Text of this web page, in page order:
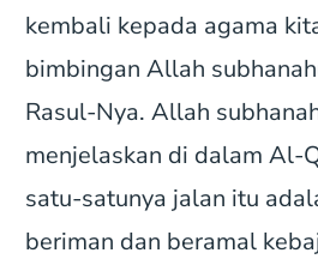
kembali kepada agama
bimbingan Allah
Rasul-Nya. Allah
menjelaskan di dalam Al-
satu-satunya jalan itu
beriman dan beramal